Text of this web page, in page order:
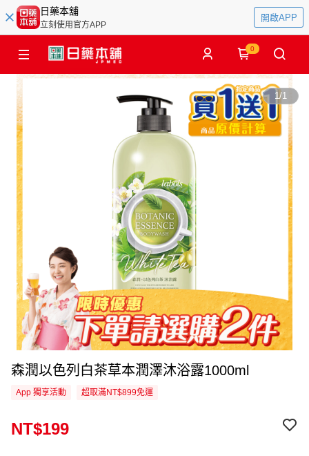
日藥本舖
立刻使用官方APP
開啟APP
0
1/1
森潤以色列白茶草本潤澤沐浴露1000ml
App 獨享活動 超取滿NT$899免運
NT$199